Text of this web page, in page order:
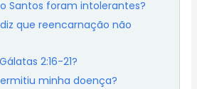
Santos foram intolerantes?
que reencarnação não
2:16-21?
minha doença?